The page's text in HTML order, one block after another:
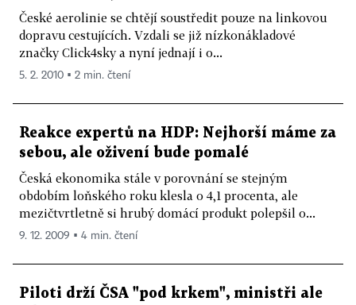
České aerolinie se chtějí soustředit pouze na linkovou
dopravu cestujících. Vzdali se již nízkonákladové
značky Click4sky a nyní jednají i o...
5. 2. 2010 ▪ 2 min. čtení
Reakce expertů na HDP: Nejhorší máme za
sebou, ale oživení bude pomalé
Česká ekonomika stále v porovnání se stejným
obdobím loňského roku klesla o 4,1 procenta, ale
mezičtvrtletně si hrubý domácí produkt polepšil o...
9. 12. 2009 ▪ 4 min. čtení
Piloti drží ČSA "pod krkem", ministři ale